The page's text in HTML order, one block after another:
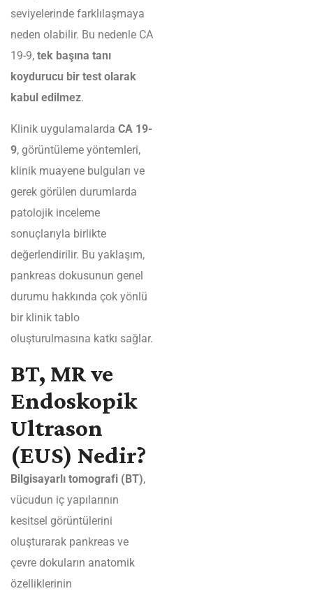
seviyelerinde farklılaşmaya
neden olabilir. Bu nedenle CA
19-9, tek başına tanı
koydurucu bir test olarak
kabul edilmez.
Klinik uygulamalarda CA 19-
9, görüntüleme yöntemleri,
klinik muayene bulguları ve
gerek görülen durumlarda
patolojik inceleme
sonuçlarıyla birlikte
değerlendirilir. Bu yaklaşım,
pankreas dokusunun genel
durumu hakkında çok yönlü
bir klinik tablo
oluşturulmasına katkı sağlar.
BT, MR ve
Endoskopik
Ultrason
(EUS) Nedir?
Bilgisayarlı tomografi (BT),
vücudun iç yapılarının
kesitsel görüntülerini
oluşturarak pankreas ve
çevre dokuların anatomik
özelliklerinin